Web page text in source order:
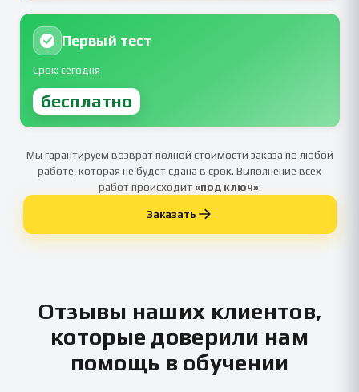
Первый тест
Срок: сегодня
бесплатно
Мы гарантируем возврат полной стоимости заказа по любой
работе, которая не будет сдана в срок. Выполнение всех
работ происходит«под ключ».
Заказать
Отзывы наших клиентов,
которые доверили нам
помощь в обучении